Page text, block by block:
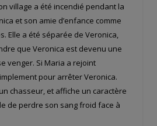
village a été incendié pendant la
et son amie d’enfance comme
Elle a été séparée de Veronica,
que Veronica est devenu une
venger. Si Maria a rejoint
pour arrêter Veronica.
chasseur, et affiche un caractère
de perdre son sang froid face à